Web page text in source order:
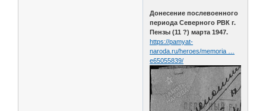
Донесение послевоенного
периода Северного РВК г.
Пензы (11 ?) марта 1947.
https://pamyat-
naroda.ru/heroes/memoria …
e65055839/